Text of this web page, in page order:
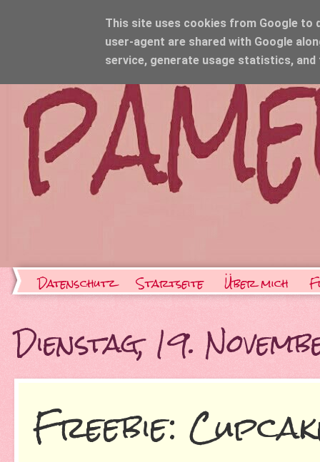
Datenschutz Startseite Über mich
Dienstag, 19.
Freebie:
This site uses cookies from Google to
user-agent are shared with Google
service, generate usage statistics,